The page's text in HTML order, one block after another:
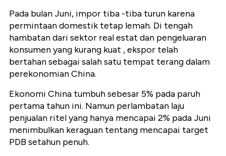
Pada bulan Juni, impor tiba -tiba turun karena
permintaan domestik tetap lemah. Di tengah
hambatan dari sektor real estat dan pengeluaran
konsumen yang kurang kuat , ekspor telah
bertahan sebagai salah satu tempat terang dalam
perekonomian China.
Ekonomi China tumbuh sebesar 5% pada paruh
pertama tahun ini. Namun perlambatan laju
penjualan ritel yang hanya mencapai 2% pada Juni
menimbulkan keraguan tentang mencapai target
PDB setahun penuh.